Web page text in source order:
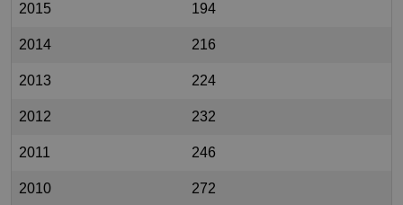
2015 194
2014 216
2013 224
2012 232
2011 246
2010 272